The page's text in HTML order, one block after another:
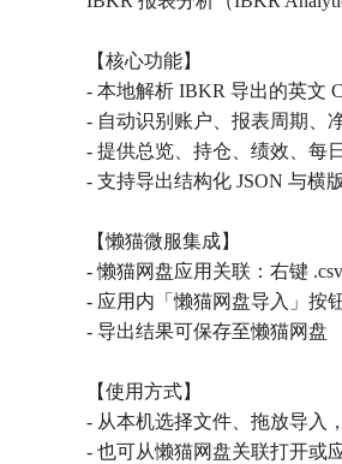
【核心功能】
- 本地解析 IBKR 导出的英文
- 自动识别账户、报表周期、
- 提供总览、持仓、绩效、每
- 支持导出结构化 JSON 与横
【懒猫微服集成】
- 懒猫网盘应用关联：右键
- 应用内「懒猫网盘导入」按
- 导出结果可保存至懒猫网盘
【使用方式】
- 从本机选择文件、拖放导入
- 也可从懒猫网盘关联打开或